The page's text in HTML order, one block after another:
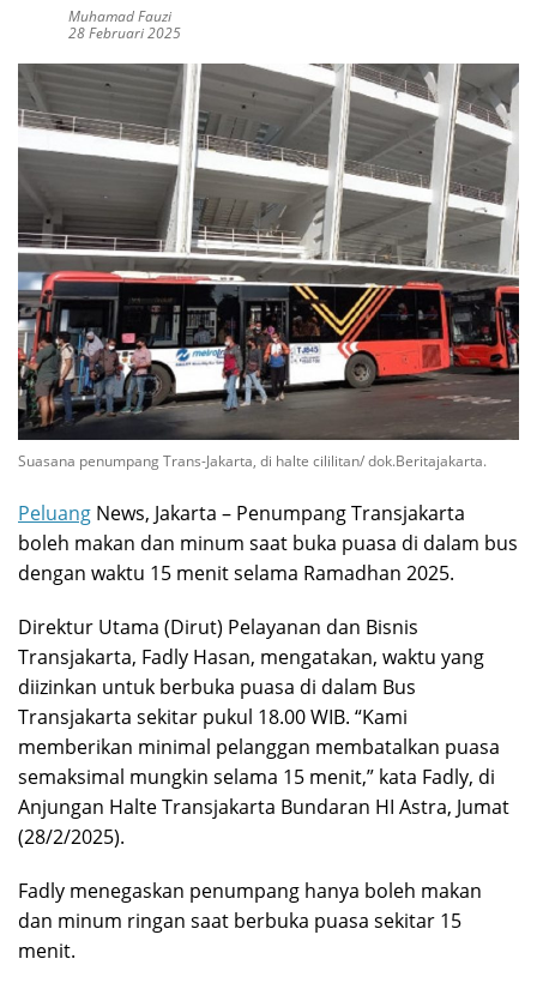
Muhamad Fauzi
28 Februari 2025
Suasana penumpang Trans-Jakarta, di halte cililitan/ dok.Beritajakarta.
Peluang News, Jakarta – Penumpang Transjakarta
boleh makan dan minum saat buka puasa di dalam bus
dengan waktu 15 menit selama Ramadhan 2025.
Direktur Utama (Dirut) Pelayanan dan Bisnis
Transjakarta, Fadly Hasan, mengatakan, waktu yang
diizinkan untuk berbuka puasa di dalam Bus
Transjakarta sekitar pukul 18.00 WIB. “Kami
memberikan minimal pelanggan membatalkan puasa
semaksimal mungkin selama 15 menit,” kata Fadly, di
Anjungan Halte Transjakarta Bundaran HI Astra, Jumat
(28/2/2025).
Fadly menegaskan penumpang hanya boleh makan
dan minum ringan saat berbuka puasa sekitar 15
menit.